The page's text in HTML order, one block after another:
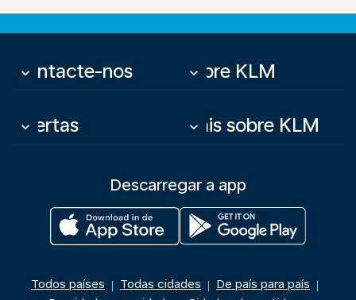
Contacte-nos
keyboard_arrow_down Sobre KLM
keyboard_arrow_down
Ofertas
keyboard_arrow_down Mais sobre KLM
keyboard_arrow_down
Descarregar a app
Todos países | Todas cidades | De país para país |